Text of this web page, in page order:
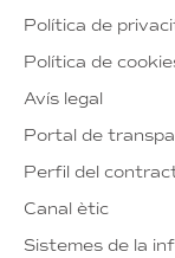
Política de
Política de
Avís legal
Portal de
Perfil del
Canal ètic
Sistemes de la